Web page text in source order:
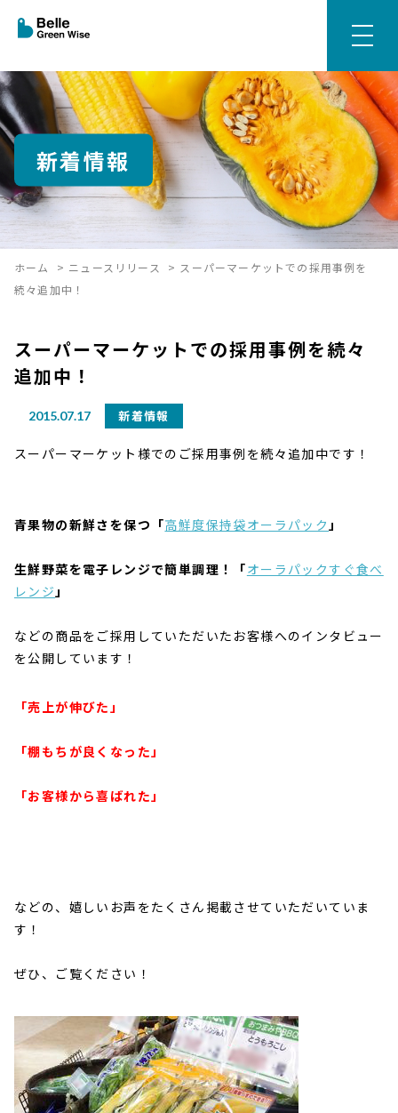
新着情報
ホーム > ニュースリリース > スーパーマーケットでの採用事例を
続々追加中！
スーパーマーケットでの採用事例を続々
追加中！
2015.07.17 新着情報
スーパーマーケット様でのご採用事例を続々追加中です！
青果物の新鮮さを保つ「高鮮度保持袋オーラパック 」
生鮮野菜を電子レンジで簡単調理！「オーラパックすぐ食べ
レンジ 」
などの商品をご採用していただいたお客様へのインタビュー
を公開しています！
「売上が伸びた」
「棚もちが良くなった」
「お客様から喜ばれた」
などの、嬉しいお声をたくさん掲載させていただいていま
す！
ぜひ、ご覧ください！